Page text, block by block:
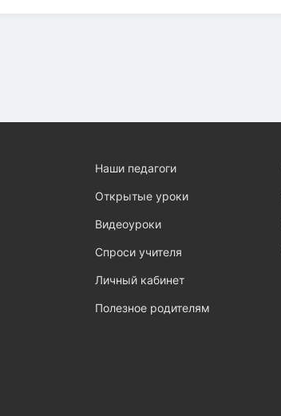
Наши педагоги
Открытые уроки
Видеоуроки
Спроси учителя
Личный кабинет
Полезное родителям